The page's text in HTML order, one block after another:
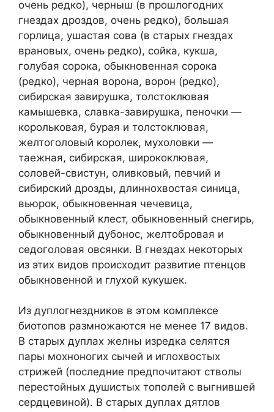
очень редко), черныш (в прошлогодних
гнездах дроздов, очень редко), большая
горлица, ушастая сова (в старых гнездах
врановых, очень редко), сойка, кукша,
голубая сорока, обыкновенная сорока
(редко), черная ворона, ворон (редко),
сибирская завирушка, толстоклювая
камышевка, славка-завирушка, пеночки —
корольковая, бурая и толстоклювая,
желтоголовый королек, мухоловки —
таежная, сибирская, ширококлювая,
соловей-свистун, оливковый, певчий и
сибирский дрозды, длиннохвостая синица,
вьюрок, обыкновенная чечевица,
обыкновенный клест, обыкновенный снегирь,
обыкновенный дубонос, желтобровая и
седоголовая овсянки. В гнездах некоторых
из этих видов происходит развитие птенцов
обыкновенной и глухой кукушек.
Из дуплогнездников в этом комплексе
биотопов размножаются не менее 17 видов.
В старых дуплах желны изредка селятся
пары мохноногих сычей и иглохвостых
стрижей (последние предпочитают стволы
перестойных душистых тополей с выгнившей
сердцевиной). В старых дуплах дятлов